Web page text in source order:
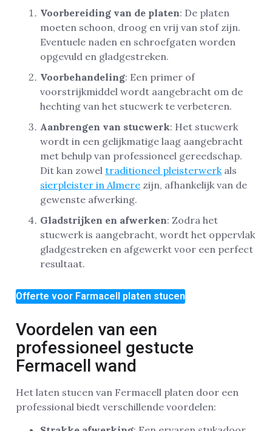
Voorbereiding van de platen: De platen
moeten schoon, droog en vrij van stof zijn.
Eventuele naden en schroefgaten worden
opgevuld en gladgestreken.
Voorbehandeling: Een primer of
voorstrijkmiddel wordt aangebracht om de
hechting van het stucwerk te verbeteren.
Aanbrengen van stucwerk: Het stucwerk
wordt in een gelijkmatige laag aangebracht
met behulp van professioneel gereedschap.
Dit kan zowel traditioneel pleisterwerk als
sierpleister in Almere zijn, afhankelijk van de
gewenste afwerking.
Gladstrijken en afwerken: Zodra het
stucwerk is aangebracht, wordt het oppervlak
gladgestreken en afgewerkt voor een perfect
resultaat.
Offerte voor Farmacell platen stucen
Voordelen van een
professioneel gestucte
Fermacell wand
Het laten stucen van Fermacell platen door een
professional biedt verschillende voordelen: